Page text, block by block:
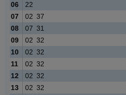
06
22
07
02 37
08
07 31
09
02 32
10
02 32
11
02 32
12
02 32
13
02 32